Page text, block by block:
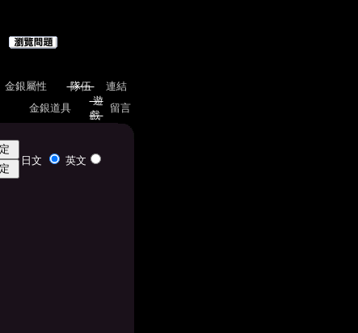
金銀屬性 隊伍
連結
金銀道具
遊
戲
留言
日文 英文